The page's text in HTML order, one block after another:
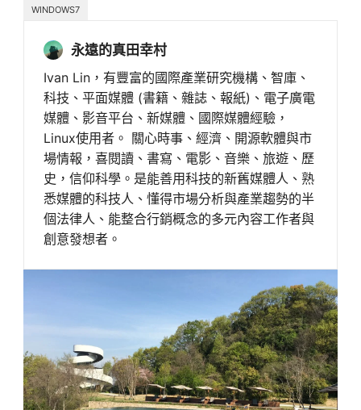
WINDOWS7
永遠的真田幸村
Ivan Lin，有豐富的國際產業研究機構、智庫、
科技、平面媒體 (書籍、雜誌、報紙)、電子廣電
媒體、影音平台、新媒體、國際媒體經驗，
Linux使用者。 關心時事、經濟、開源軟體與市
場情報，喜閱讀、書寫、電影、音樂、旅遊、歷
史，信仰科學。是能善用科技的新舊媒體人、熟
悉媒體的科技人、懂得市場分析與產業趨勢的半
個法律人、能整合行銷概念的多元內容工作者與
創意發想者。